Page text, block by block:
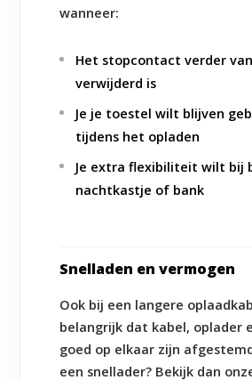
wanneer:
Het stopcontact verder
verwijderd is
Je je toestel wilt blijven
tijdens het opladen
Je extra flexibiliteit wilt bij
nachtkastje of bank
Snelladen en vermogen
Ook bij een langere
belangrijk dat kabel, oplader
goed op elkaar zijn
een snellader? Bekijk dan